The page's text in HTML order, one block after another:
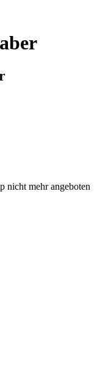
nicht mehr angeboten